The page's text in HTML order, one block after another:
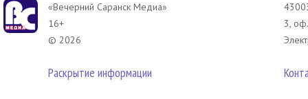
«Вечерний Саранск Mедиа»
16+
© 2026
Раскрытие информации
3,